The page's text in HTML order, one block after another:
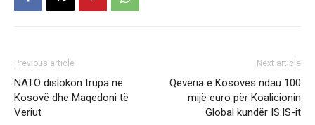
Previous article
NATO dislokon trupa në
Kosovë dhe Maqedoni të
Veriut
Next article
Qeveria e Kosovës ndau 100
mijë euro për Koalicionin
Global kundër IS:IS-it